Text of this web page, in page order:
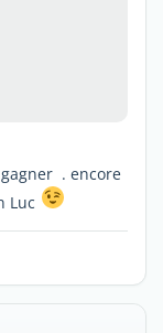
. encore
Luc